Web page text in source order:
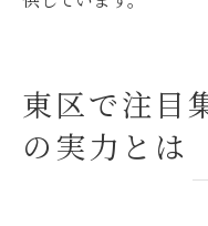
東区で注目
の実力とは